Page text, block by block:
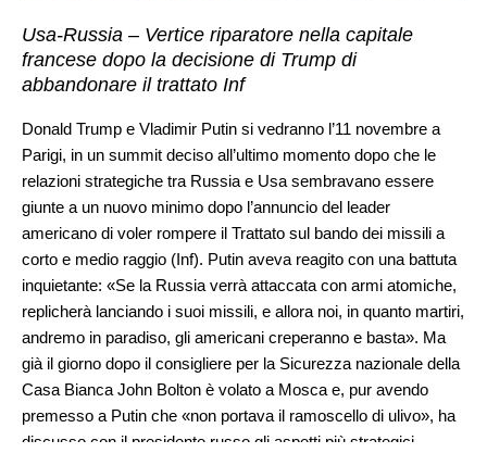
Usa-Russia – Vertice riparatore nella capitale
francese dopo la decisione di Trump di
abbandonare il trattato Inf
Donald Trump e Vladimir Putin si vedranno l’11 novembre a
Parigi, in un summit deciso all’ultimo momento dopo che le
relazioni strategiche tra Russia e Usa sembravano essere
giunte a un nuovo minimo dopo l’annuncio del leader
americano di voler rompere il Trattato sul bando dei missili a
corto e medio raggio (Inf). Putin aveva reagito con una battuta
inquietante: «Se la Russia verrà attaccata con armi atomiche,
replicherà lanciando i suoi missili, e allora noi, in quanto martiri,
andremo in paradiso, gli americani creperanno e basta». Ma
già il giorno dopo il consigliere per la Sicurezza nazionale della
Casa Bianca John Bolton è volato a Mosca e, pur avendo
premesso a Putin che «non portava il ramoscello di ulivo», ha
discusso con il presidente russo gli aspetti più strategici